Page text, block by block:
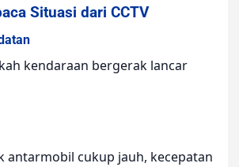
Situasi dari CCTV
kendaraan bergerak lancar
antarmobil cukup jauh, kecepatan